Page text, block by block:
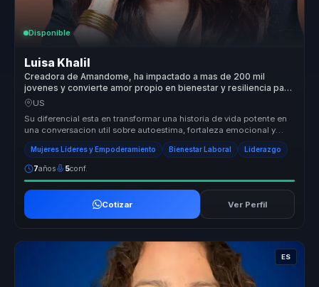
Disponible
Luisa Khalil
Creadora de Amandome, ha impactado a mas de 200 mil
jovenes y convierte amor propio en bienestar y resiliencia para
equipos.
US
Su diferencial esta en transformar una historia de vida potente en
una conversacion util sobre autoestima, fortaleza emocional y
accion. ...
Mujeres Líderes y Empoderamiento Bienestar Laboral Liderazgo
7años 5conf.
Cotizar Ver Perfil
ES